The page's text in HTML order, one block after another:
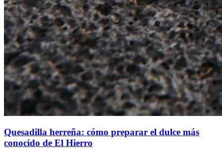
Quesadilla herreña: cómo preparar el dulce más
conocido de El Hierro